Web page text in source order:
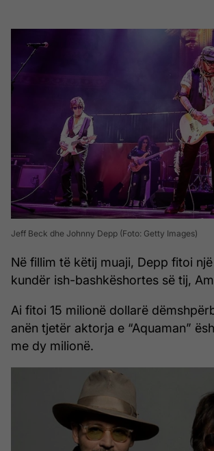
Jeff Beck dhe Johnny Depp (Foto: Getty Images)
Në fillim të këtij muaji, Depp fitoi
kundër ish-bashkëshortes së tij,
Ai fitoi 15 milionë dollarë
anën tjetër aktorja e “Aquaman”
me dy milionë.